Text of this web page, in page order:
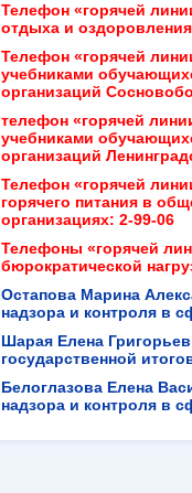
Телефон «горячей
отдыха и
Телефон «горячей
учебниками
организаций
телефон «горячей
учебниками
организаций
Телефон «горячей
горячего питания в
организациях: 2-99-06
Телефоны «горячей
бюрократической
Остапова Марина
надзора и контроля в
Шарая Елена
государственной
Белоглазова Елена
надзора и контроля в